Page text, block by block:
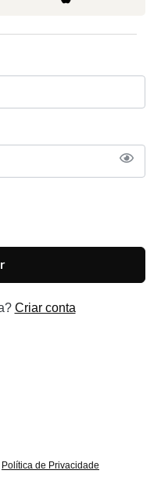
Criar conta
Política de Privacidade